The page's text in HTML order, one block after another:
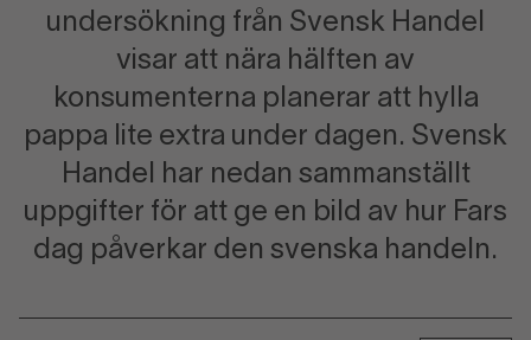
undersökning från Svensk Handel
visar att nära hälften av
konsumenterna planerar att hylla
pappa lite extra under dagen. Svensk
Handel har nedan sammanställt
uppgifter för att ge en bild av hur Fars
dag påverkar den svenska handeln.